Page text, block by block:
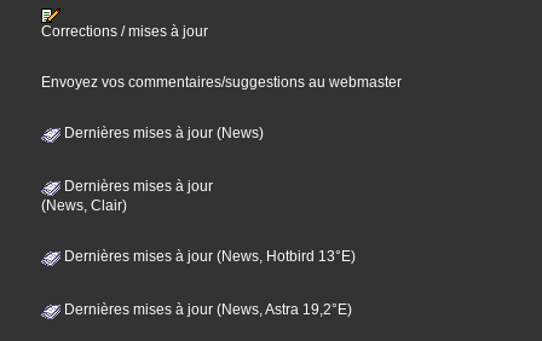
Corrections / mises à jour
Envoyez vos commentaires/suggestions au webmaster
Dernières mises à jour (News)
Dernières mises à jour
(News, Clair)
Dernières mises à jour (News, Hotbird 13°E)
Dernières mises à jour (News, Astra 19,2°E)